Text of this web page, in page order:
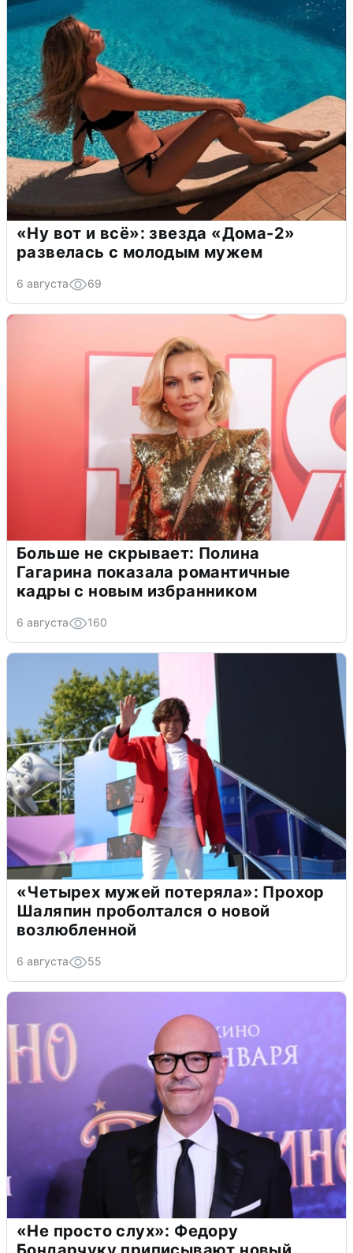
«Ну вот и всё»: звезда «Дома-2»
развелась с молодым мужем
6 августа 69
Больше не скрывает: Полина
Гагарина показала романтичные
кадры с новым избранником
6 августа 160
«Четырех мужей потеряла»: Прохор
Шаляпин проболтался о новой
возлюбленной
6 августа 55
«Не просто слух»: Федору